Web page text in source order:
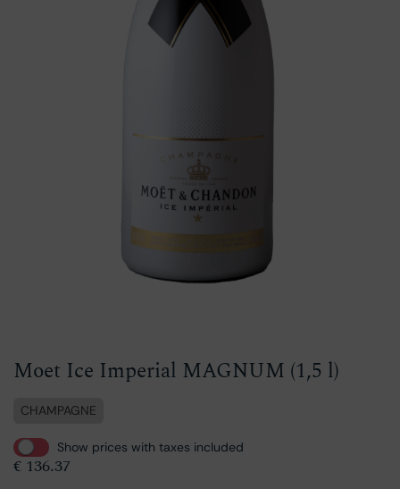
Moet Ice Imperial MAGNUM (1,5 l)
CHAMPAGNE
Show prices with taxes included
€ 136.37